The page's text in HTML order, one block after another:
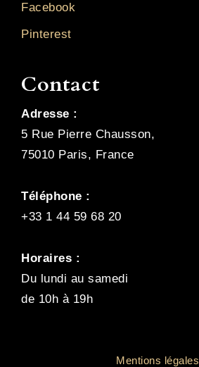
Facebook
Pinterest
Contact
Adresse :
5 Rue Pierre Chausson,
75010 Paris, France
Téléphone :
+33 1 44 59 68 20
Horaires :
Du lundi au samedi
de 10h à 19h
Mentions légales